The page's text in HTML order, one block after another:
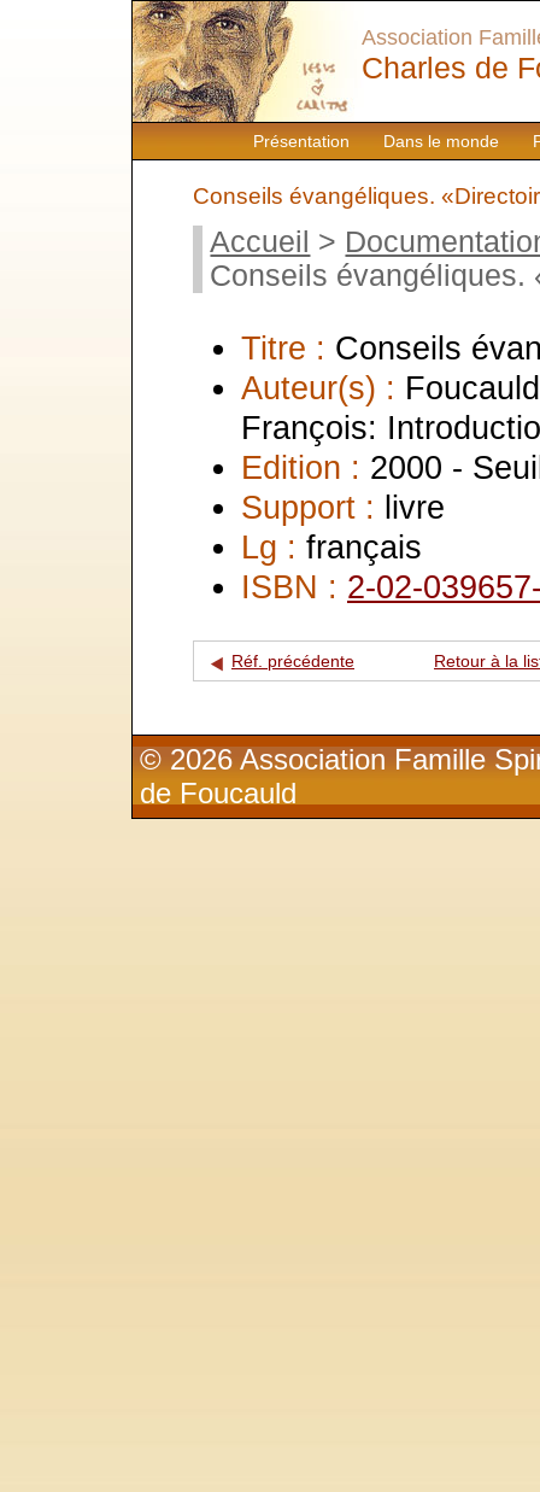
Présentation Dans le monde
Association
Charles de
Conseils évangéliques.
Accueil >
Conseils évangéliques.
Titre : Conseils
Auteur(s) :
François:
Edition : 2000 -
Support : livre
Lg : français
ISBN : 2-02-
Réf. précédente Retour à la
© 2026 Association Famille
de Foucauld